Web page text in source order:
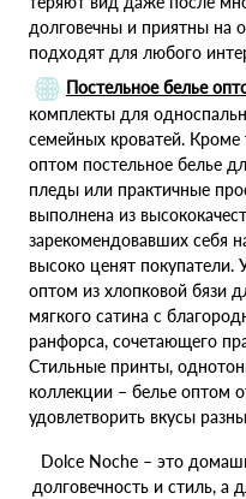
долговечны и приятны на
подходят для любого
Постельное белье
комплекты для
семейных кроватей.
оптом постельное белье
пледы или практичные
выполнена из
зарекомендовавших себя
высоко ценят покупатели.
оптом из хлопковой бязи
мягкого сатина с
ранфорса, сочетающего
Стильные принты,
коллекции – белье оптом
удовлетворить вкусы
Dolce Noche – это
долговечность и стиль, а